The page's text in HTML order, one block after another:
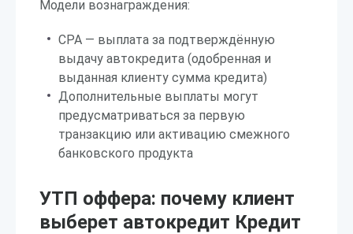
Модели вознаграждения:
CPA — выплата за подтверждённую
выдачу автокредита (одобренная и
выданная клиенту сумма кредита)
Дополнительные выплаты могут
предусматриваться за первую
транзакцию или активацию смежного
банковского продукта
УТП оффера: почему клиент
выберет автокредит Кредит